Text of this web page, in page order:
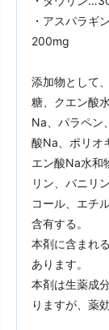
・アスパラギ
200mg
添加物として
糖、クエン酸
Na、パラペン
酸Na、ポリオ
エン酸Na水和
リン、バニリ
コール、エチ
含有する。
本剤に含まれ
あります。
本剤は生薬成
りますが、薬